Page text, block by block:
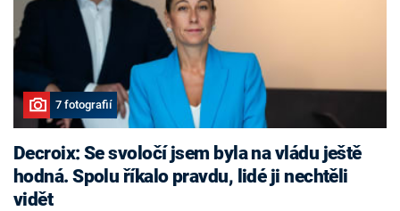
7 fotografií
Decroix: Se svoločí jsem byla na vládu ještě
hodná. Spolu říkalo pravdu, lidé ji nechtěli
vidět